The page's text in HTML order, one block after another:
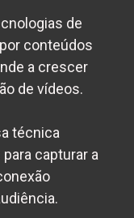
de
conteúdos
a crescer
de vídeos.
técnica
capturar a